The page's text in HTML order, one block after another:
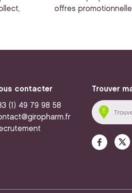
offres
contacter
(1) 49 79 98 58
Trouver